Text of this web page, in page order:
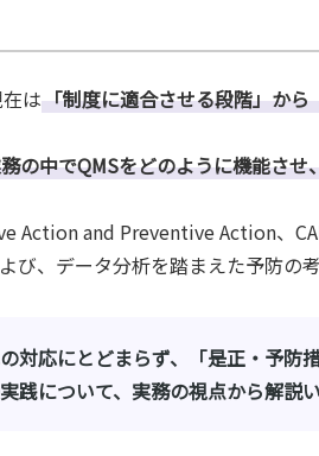
は「制度に適合させる段階」か
の中でQMSをどのように機能さ
Action and Preventive Action、
び、データ分析を踏まえた予防の
対応にとどまらず、「是正・予防
践について、実務の視点から解説い